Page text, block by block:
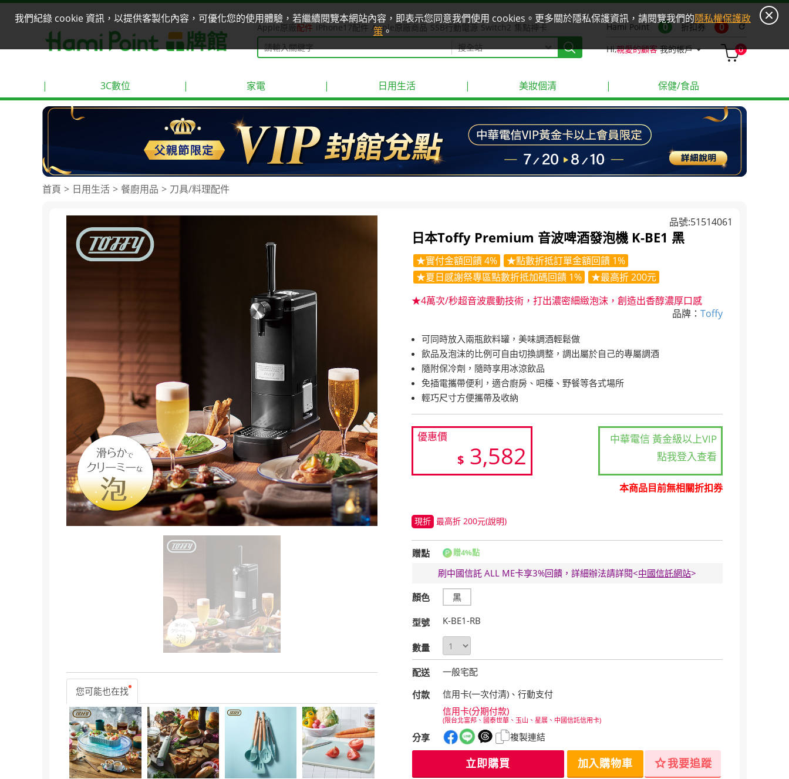
我們紀錄 cookie 資訊，以提供客製化內容，可優化您的使用體驗，若繼續閱覽本網站內容，即表示您同意我們使用 cookies。更多關於隱私保護資訊，請閱覽我們的隱私權保護政
策。
Apple原廠配件 iPhone17配件 Apple原廠商品 SSB行動電源 Switch2 集點神卡 Hami Point 0 折扣券 0 refresh
Hi,親愛的顧客 我的帳戶 0
| 3C數位 | 家電 | 日用生活 | 美妝個清 | 保健/食品
首頁 日用生活 餐廚用品 刀具/料理配件
品號:51514061
您可能也在找
日本Toffy Premium 音波啤酒發泡機 K-BE1 黑
★實付金額回饋 4%
★點數折抵訂單金額回饋 1%
★夏日感謝祭專區點數折抵加碼回饋 1%
★最高折 200元
★4萬次/秒超音波震動技術，打出濃密細緻泡沫，創造出香醇濃厚口感
品牌： Toffy
可同時放入兩瓶飲料罐，美味調酒輕鬆做
飲品及泡沫的比例可自由切換調整，調出屬於自己的專屬調酒
隨附保冷劑，隨時享用冰涼飲品
免插電攜帶便利，適合廚房、吧檯、野餐等各式場所
輕巧尺寸方便攜帶及收納
優惠價
$3,582
中華電信 黃金級以上VIP
點我登入查看
本商品目前無相關折扣券
現折 最高折 200元(說明)
贈點 贈4%點
刷中國信託 ALL ME卡享3%回饋，詳細辦法請詳閱<中國信託網站>
顏色 黑
型號 K-BE1-RB
數量
配送
一般宅配
付款
信用卡(一次付清)、行動支付
信用卡(分期付款)
(限台北富邦、國泰世華、玉山、星展、中國信託信用卡)
分享 複製連結
立即購買 加入購物車 star我要追蹤